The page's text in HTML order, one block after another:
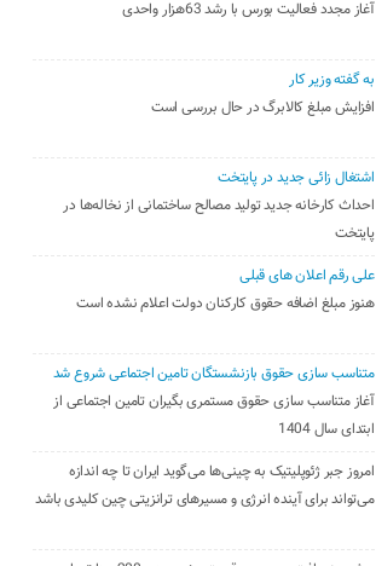
آغاز مجدد فعالیت بورس با رشد 63هزار واحدی
به گفته وزیر کار
افزایش مبلغ کالابرگ در حال بررسی است
اشتغال زائی جدید در پایتخت
احداث کارخانه جدید تولید مصالح ساختمانی از نخاله‌ها در
پایتخت
علی رقم اعلان های قبلی
هنوز مبلغ اضافه حقوق کارکنان دولت اعلام نشده است
متناسب سازی حقوق بازنشستگان تامین اجتماعی شروع شد
آغاز متناسب سازی حقوق مستمری بگیران تامین اجتماعی از
ابتدای سال 1404
امروز جبر ژئوپلیتیک به چینی‌ها می‌گوید ایران تا چه اندازه
می‌تواند برای آینده انرژی و مسیرهای ترانزیتی چین کلیدی باشد